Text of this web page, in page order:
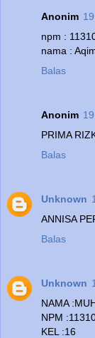
Anonim
npm :
nama :
Balas
Anonim
PRIMA
Balas
Unknown
ANNISA
Balas
Unknown
NAMA
NPM
KEL :16